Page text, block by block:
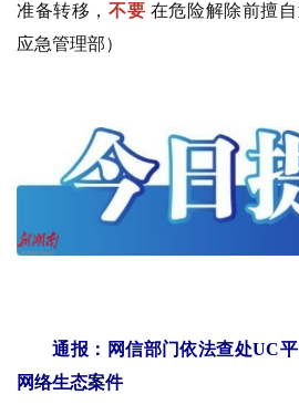
准备转移， 不要 在危险解除前擅
应急管理部）
通报：网信部门依法查处UC平
网络生态案件